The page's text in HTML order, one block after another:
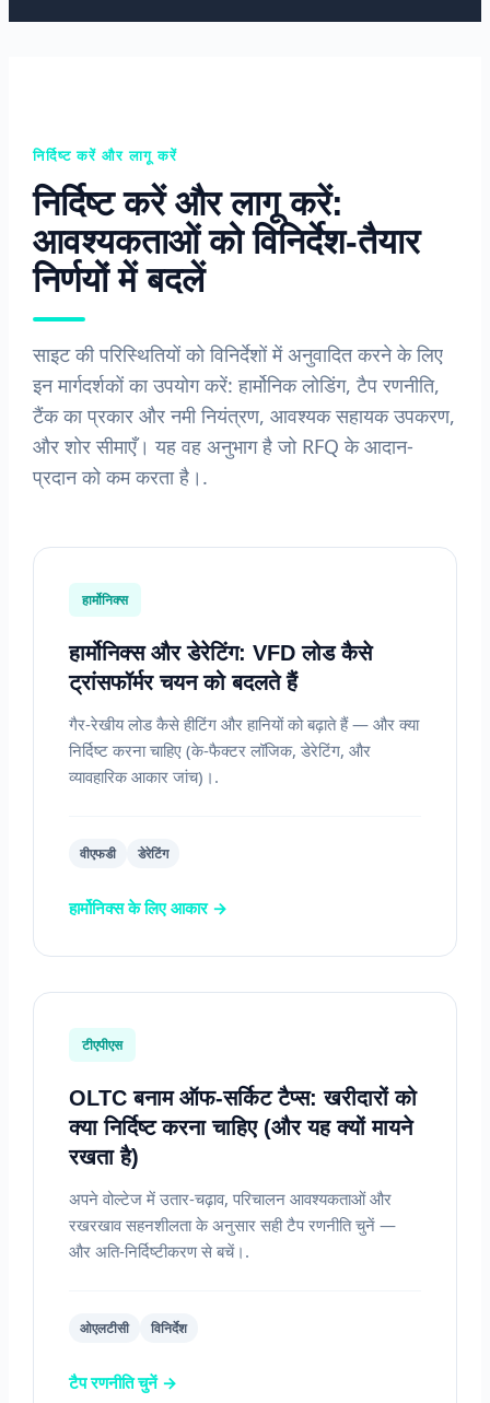
निर्दिष्ट करें और लागू करें
निर्दिष्ट करें और लागू करें:
आवश्यकताओं को विनिर्देश-तैयार
निर्णयों में बदलें
साइट की परिस्थितियों को विनिर्देशों में अनुवादित करने के लिए
इन मार्गदर्शकों का उपयोग करें: हार्मोनिक लोडिंग, टैप रणनीति,
टैंक का प्रकार और नमी नियंत्रण, आवश्यक सहायक उपकरण,
और शोर सीमाएँ। यह वह अनुभाग है जो RFQ के आदान-
प्रदान को कम करता है।.
हार्मोनिक्स
हार्मोनिक्स और डेरेटिंग: VFD लोड कैसे
ट्रांसफॉर्मर चयन को बदलते हैं
गैर-रेखीय लोड कैसे हीटिंग और हानियों को बढ़ाते हैं — और क्या
निर्दिष्ट करना चाहिए (के-फैक्टर लॉजिक, डेरेटिंग, और
व्यावहारिक आकार जांच)।.
वीएफडी डेरेटिंग
हार्मोनिक्स के लिए आकार →
टीएपीएस
OLTC बनाम ऑफ-सर्किट टैप्स: खरीदारों को
क्या निर्दिष्ट करना चाहिए (और यह क्यों मायने
रखता है)
अपने वोल्टेज में उतार-चढ़ाव, परिचालन आवश्यकताओं और
रखरखाव सहनशीलता के अनुसार सही टैप रणनीति चुनें —
और अति-निर्दिष्टीकरण से बचें।.
ओएलटीसी विनिर्देश
टैप रणनीति चुनें →